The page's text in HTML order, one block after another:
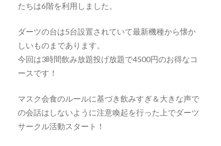
たちは6階を利用しました。
ダーツの台は5台設置されていて最新機種から懐か
しいものまであります。
今回は3時間飲み放題投げ放題で4500円のお得なコ
ースです！
マスク会食のルールに基づき飲みすぎ＆大きな声で
の会話はしないように注意喚起を行った上でダーツ
サークル活動スタート！